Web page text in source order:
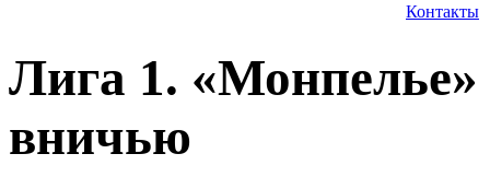
Контакты
Лига 1.
вничью